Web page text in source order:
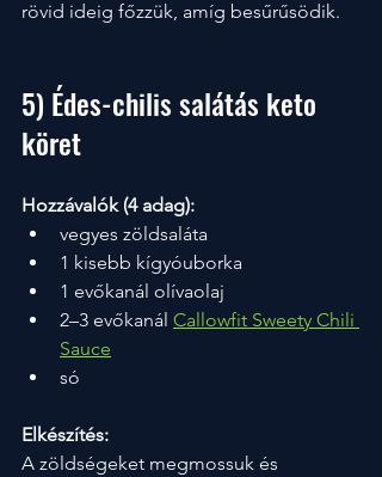
rövid ideig főzzük, amíg besűrűsödik.
5) Édes-chilis salátás keto
köret
Hozzávalók (4 adag):
vegyes zöldsaláta
1 kisebb kígyóuborka
1 evőkanál olívaolaj
2–3 evőkanál Callowfit Sweety Chili
Sauce
só
Elkészítés:
A zöldségeket megmossuk és